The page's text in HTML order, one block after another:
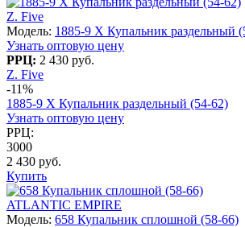
Z. Five
Модель: 1885-9 X Купальник раздельный
Узнать оптовую цену
РРЦ: 2 430 руб.
Z. Five
-11%
1885-9 X Купальник раздельный (54-62)
Узнать оптовую цену
РРЦ:
3000
2 430 руб.
Купить
ATLANTIC EMPIRE
Модель: 658 Купальник сплошной (58-66)